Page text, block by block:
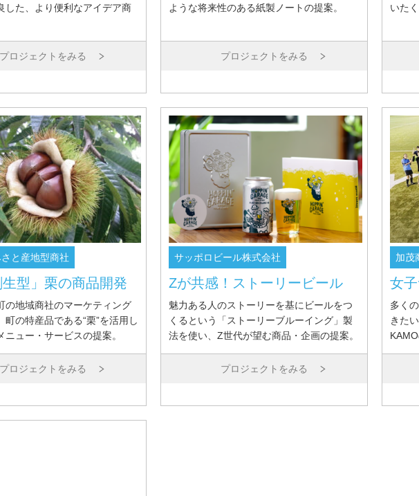
した、より便利なアイデア商
プロジェクトをみる
ような将来性のある紙製ノートの提案。
プロジェクトをみる
いた
と産地型商社
生型」栗の商品開発
の地域商社のマーケティング
町の特産品である“栗”を活用し
ニュー・サービスの提案。
プロジェクトをみる
サッポロビール株式会社
Zが共感！ストーリービール
魅力ある人のストーリーを基にビールをつ
くるという「ストーリーブルーイング」製
法を使い、Z世代が望む商品・企画の提案。
プロジェクトをみる
加茂
女
多く
きた